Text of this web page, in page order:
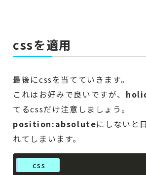
cssを適用
最後にcssを当てていきます。
これはお好みで良いですが、
てるcssだけ注意しましょう。
position:absoluteにしないと
れてしまいます。
css